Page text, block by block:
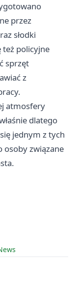
przez
słodki
też policyjne
sprzęt
z
atmosfery
dlatego
jednym z tych
osoby związane